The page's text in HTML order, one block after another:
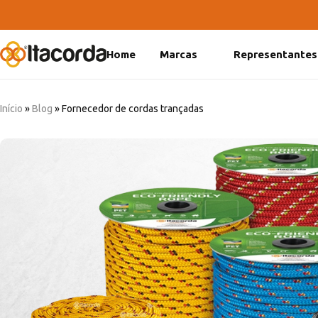
Home Marcas Representantes
Início »Blog »Fornecedor de cordas trançadas
DeltaFix